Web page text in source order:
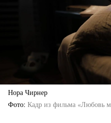
Нора Чирнер
Фото Кадр из фильма «Любовь